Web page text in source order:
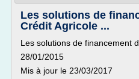
Les solutions de
Crédit Agricole ...
Les solutions de financement
28/01/2015
Mis à jour le 23/03/2017